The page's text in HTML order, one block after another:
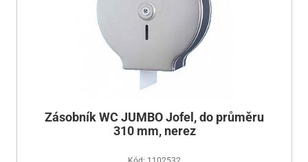
Zásobník WC JUMBO Jofel, do průměru
310 mm, nerez